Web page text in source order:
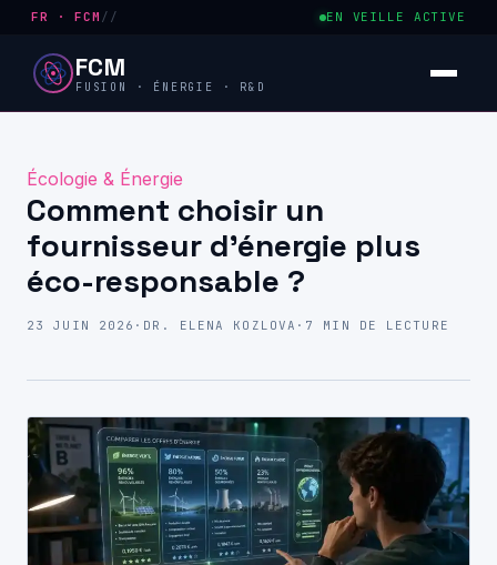
FR · FCM // EN VEILLE ACTIVE
FCM
FUSION · ÉNERGIE · R&D
Écologie & Énergie
Comment choisir un
fournisseur d’énergie plus
éco-responsable ?
23 JUIN 2026 · DR. ELENA KOZLOVA · 7 MIN DE LECTURE